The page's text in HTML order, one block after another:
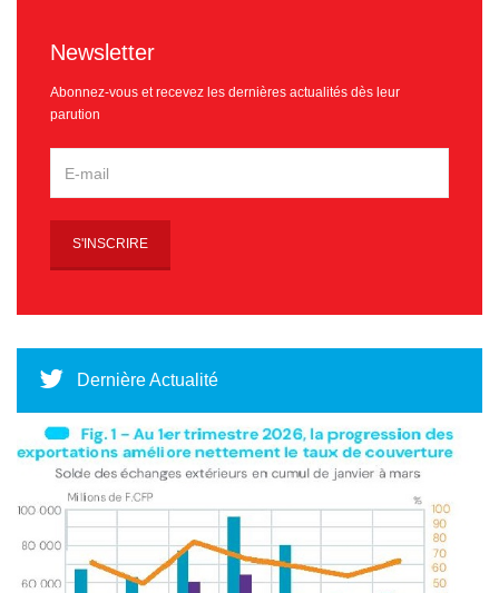
Newsletter
Abonnez-vous et recevez les dernières actualités dès leur
parution
Dernière Actualité